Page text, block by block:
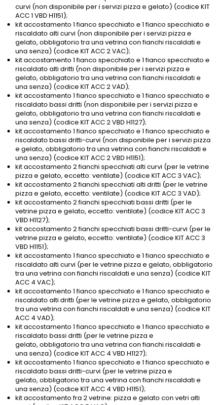
curvi (non disponibile per i servizi pizza e gelato) (codice KIT
ACC 1 VBD H1151);
kit accostamento 1 fianco specchiato e 1 fianco specchiato e
riscaldato alti curvi (non disponibile per i servizi pizza e
gelato, obbligatorio tra una vetrina con fianchi riscaldati e
una senza) (codice KIT ACC 2 VAC);
kit accostamento 1 fianco specchiato e 1 fianco specchiato e
riscaldato alti dritti (non disponibile per i servizi pizza e
gelato, obbligatorio tra una vetrina con fianchi riscaldati e
una senza) (codice KIT ACC 2 VAD);
kit accostamento 1 fianco specchiato e 1 fianco specchiato e
riscaldato bassi dritti (non disponibile per i servizi pizza e
gelato, obbligatorio tra una vetrina con fianchi riscaldati e
una senza) (codice KIT ACC 2 VBD H1127);
kit accostamento 1 fianco specchiato e 1 fianco specchiato e
riscaldato bassi dritti-curvi (non disponibile per i servizi pizza
e gelato, obbligatorio tra una vetrina con fianchi riscaldati e
una senza) (codice KIT ACC 2 VBD H1151);
kit accostamento 2 fianchi specchiati alti curvi (per le vetrine
pizza e gelato, eccetto: ventilate) (codice KIT ACC 3 VAC);
kit accostamento 2 fianchi specchiati alti dritti (per le vetrine
pizza e gelato, eccetto: ventilate) (codice KIT ACC 3 VAD);
kit accostamento 2 fianchi specchiati bassi dritti (per le
vetrine pizza e gelato, eccetto: ventilate) (codice KIT ACC 3
VBD H1127);
kit accostamento 2 fianchi specchiati bassi dritti-curvi (per le
vetrine pizza e gelato, eccetto: ventilate) (codice KIT ACC 3
VBD H1151);
kit accostamento 1 fianco specchiato e 1 fianco specchiato e
riscaldato alti curvi (per le vetrine pizza e gelato, obbligatorio
tra una vetrina con fianchi riscaldati e una senza) (codice KIT
ACC 4 VAC);
kit accostamento 1 fianco specchiato e 1 fianco specchiato e
riscaldato alti dritti (per le vetrine pizza e gelato, obbligatorio
tra una vetrina con fianchi riscaldati e una senza) (codice KIT
ACC 4 VAD);
kit accostamento 1 fianco specchiato e 1 fianco specchiato e
riscaldato bassi dritti (per le vetrine pizza e
gelato, obbligatorio tra una vetrina con fianchi riscaldati e
una senza) (codice KIT ACC 4 VBD H1127);
kit accostamento 1 fianco specchiato e 1 fianco specchiato e
riscaldato bassi dritti-curvi (per le vetrine pizza e
gelato, obbligatorio tra una vetrina con fianchi riscaldati e
una senza) (codice KIT ACC 4 VBD H1151);
kit accostamento fra 2 vetrine: pizza e gelato con vetri alti